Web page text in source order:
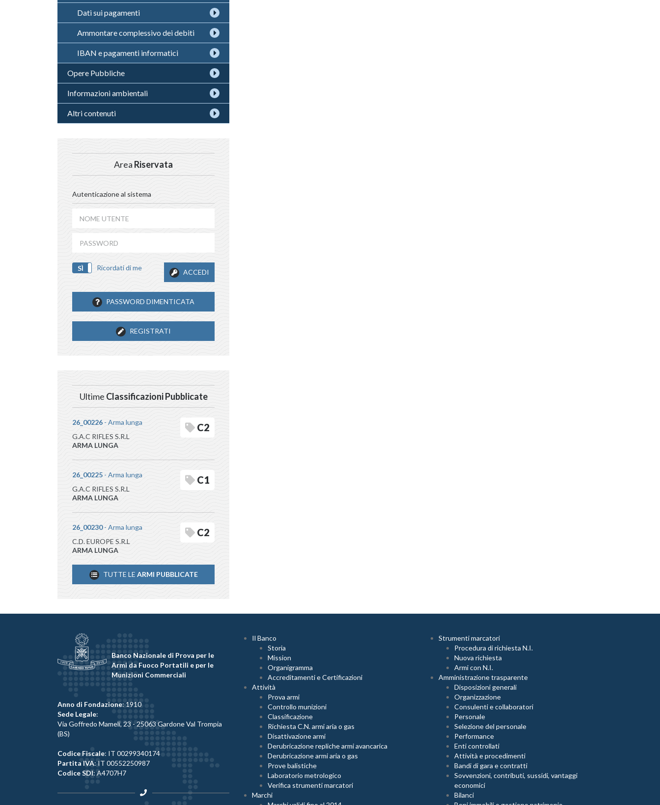
Dati sui pagamenti
Ammontare complessivo dei debiti
IBAN e pagamenti informatici
Opere Pubbliche
Informazioni ambientali
Altri contenuti
Area Riservata
Autenticazione al sistema
SÌ NO
Ricordati di me
ACCEDI
PASSWORD DIMENTICATA
REGISTRATI
Ultime Classificazioni Pubblicate
26_00226 - Arma lunga
G.A.C RIFLES S.R.L
ARMA LUNGA
C2
26_00225 - Arma lunga
G.A.C RIFLES S.R.L
ARMA LUNGA
C1
26_00230- Arma lunga
C.D. EUROPE S.R.L
ARMA LUNGA
C2
TUTTE LE ARMI PUBBLICATE
Banco Nazionale di Prova per le
Armi da Fuoco Portatili e per le
Munizioni Commerciali
Anno di Fondazione: 1910
Sede Legale:
Via Goffredo Mameli, 23 - 25063 Gardone Val Trompia
(BS)
Codice Fiscale: IT 00299340174
Partita IVA: IT 00552250987
Codice SDI: A4707H7
Il Banco
Storia
Mission
Organigramma
Accreditamenti e Certificazioni
Attività
Prova armi
Controllo munizioni
Classificazione
Richiesta C.N. armi aria o gas
Disattivazione armi
Derubricazione repliche armi avancarica
Derubricazione armi aria o gas
Prove balistiche
Laboratorio metrologico
Verifica strumenti marcatori
Marchi
Strumenti marcatori
Procedura di richiesta N.I.
Nuova richiesta
Armi con N.I.
Amministrazione trasparente
Disposizioni generali
Organizzazione
Consulenti e collaboratori
Personale
Selezione del personale
Performance
Enti controllati
Attività e procedimenti
Bandi di gara e contratti
Sovvenzioni, contributi, sussidi, vantaggi
economici
Bilanci